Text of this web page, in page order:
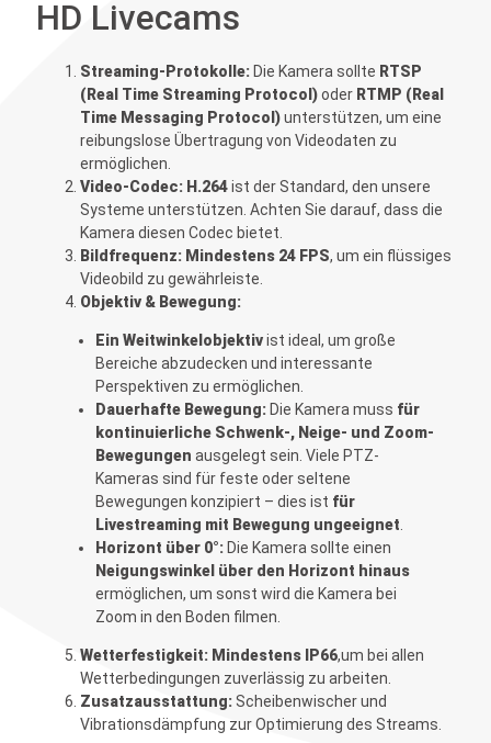
HD Livecams
Streaming-Protokolle:Die Kamera sollte RTSP
(Real Time Streaming Protocol)oder RTMP (Real
Time Messaging Protocol)unterstützen, um eine
reibungslose Übertragung von Videodaten zu
ermöglichen.
Video-Codec: H.264ist der Standard, den unsere
Systeme unterstützen. Achten Sie darauf, dass die
Kamera diesen Codec bietet.
Bildfrequenz: Mindestens 24 FPS, um ein flüssiges
Videobild zu gewährleiste.
Objektiv & Bewegung:
Ein Weitwinkelobjektivist ideal, um große
Bereiche abzudecken und interessante
Perspektiven zu ermöglichen.
Dauerhafte Bewegung:Die Kamera muss für
kontinuierliche Schwenk-, Neige- und Zoom-
Bewegungen ausgelegt sein. Viele PTZ-
Kameras sind für feste oder seltene
Bewegungen konzipiert – dies ist für
Livestreaming mit Bewegung ungeeignet
Horizont über 0°:Die Kamera sollte einen
Neigungswinkel über den Horizont hinaus
ermöglichen, um sonst wird die Kamera bei
Zoom in den Boden filmen.
Wetterfestigkeit: Mindestens IP66,um bei allen
Wetterbedingungen zuverlässig zu arbeiten.
Zusatzausstattung:Scheibenwischer und
Vibrationsdämpfung zur Optimierung des Streams.